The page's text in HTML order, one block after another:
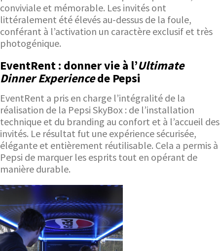
conviviale et mémorable. Les invités ont
littéralement été élevés au-dessus de la foule,
conférant à l’activation un caractère exclusif et très
photogénique.
EventRent : donner vie à l’Ultimate
Dinner Experiencede Pepsi
EventRent a pris en charge l’intégralité de la
réalisation de la Pepsi SkyBox : de l’installation
technique et du branding au confort et à l’accueil des
invités. Le résultat fut une expérience sécurisée,
élégante et entièrement réutilisable. Cela a permis à
Pepsi de marquer les esprits tout en opérant de
manière durable.